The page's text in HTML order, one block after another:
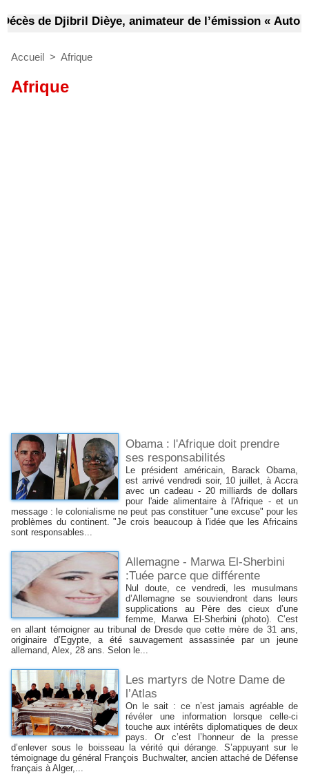
de Djibril Dièye, animateur de l’émission « Auto
Accueil > Afrique
Afrique
Obama : l'Afrique doit prendre
ses responsabilités
Le président américain, Barack Obama,
est arrivé vendredi soir, 10 juillet, à Accra
avec un cadeau - 20 milliards de dollars
pour l'aide alimentaire à l'Afrique - et un
message : le colonialisme ne peut pas constituer "une excuse" pour les
problèmes du continent. "Je crois beaucoup à l'idée que les Africains
sont responsables...
Allemagne - Marwa El-Sherbini
:Tuée parce que différente
Nul doute, ce vendredi, les musulmans
d’Allemagne se souviendront dans leurs
supplications au Père des cieux d’une
femme, Marwa El-Sherbini (photo). C’est
en allant témoigner au tribunal de Dresde que cette mère de 31 ans,
originaire d’Egypte, a été sauvagement assassinée par un jeune
allemand, Alex, 28 ans. Selon le...
Les martyrs de Notre Dame de
l’Atlas
On le sait : ce n’est jamais agréable de
révéler une information lorsque celle-ci
touche aux intérêts diplomatiques de deux
pays. Or c’est l’honneur de la presse
d’enlever sous le boisseau la vérité qui dérange. S’appuyant sur le
témoignage du général François Buchwalter, ancien attaché de Défense
français à Alger,...